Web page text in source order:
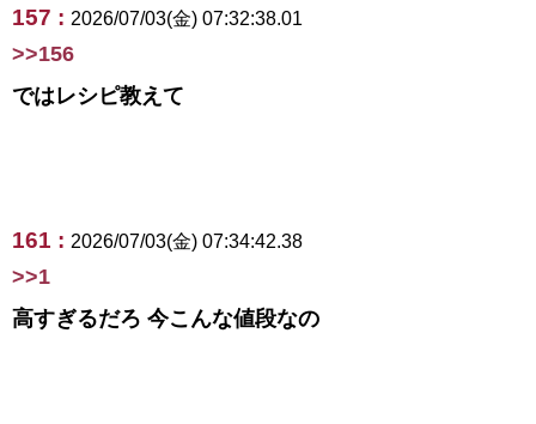
157 : 2026/07/03(金) 07:32:38.01
>>156
ではレシピ教えて
161 : 2026/07/03(金) 07:34:42.38
>>1
高すぎるだろ 今こんな値段なの